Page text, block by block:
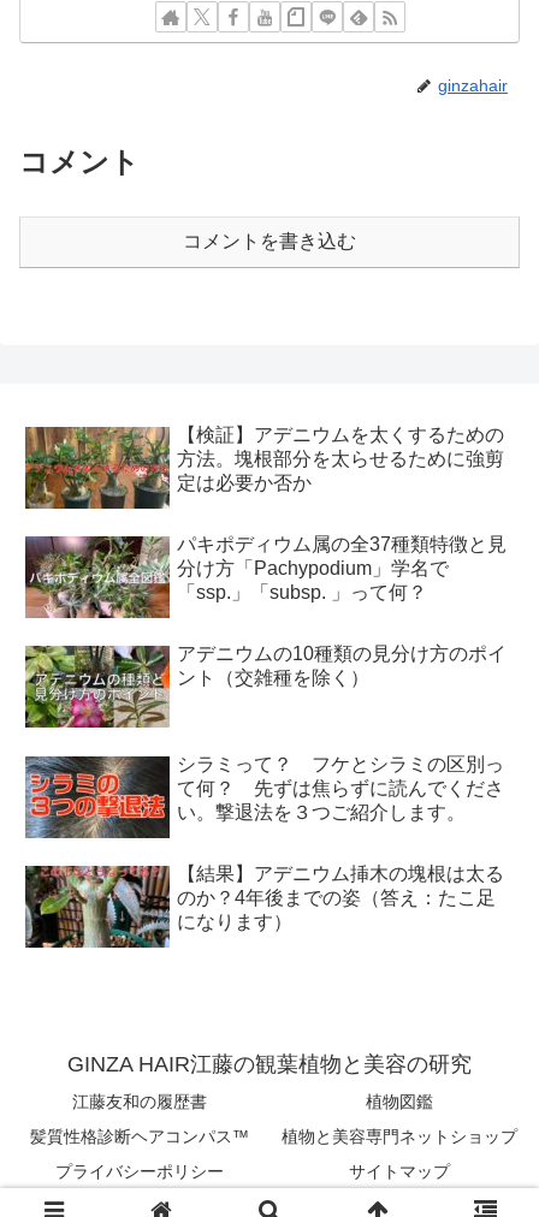
ginzahair
コメント
コメントを書き込む
【検証】アデニウムを太くするための
方法。塊根部分を太らせるために強剪
定は必要か否か
パキポディウム属の全37種類特徴と見
分け方「Pachypodium」学名で
「ssp.」「subsp. 」って何？
アデニウムの10種類の見分け方のポイ
ント（交雑種を除く）
シラミって？ フケとシラミの区別っ
て何？ 先ずは焦らずに読んでくださ
い。撃退法を３つご紹介します。
【結果】アデニウム挿木の塊根は太る
のか？4年後までの姿（答え：たこ足
になります）
GINZA HAIR江藤の観葉植物と美容の研究
江藤友和の履歴書
植物図鑑
髪質性格診断ヘアコンパス™︎
植物と美容専門ネットショップ
プライバシーポリシー
サイトマップ